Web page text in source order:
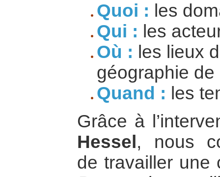
Quoi : les
Qui : les
Où : les lieux
géographie de
Quand : les
Grâce à
Hessel , nous
de travailler une